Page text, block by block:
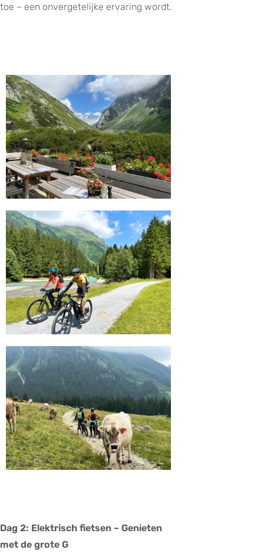
toe – een onvergetelijke ervaring wordt.
Dag 2: Elektrisch fietsen – Genieten
met de grote G